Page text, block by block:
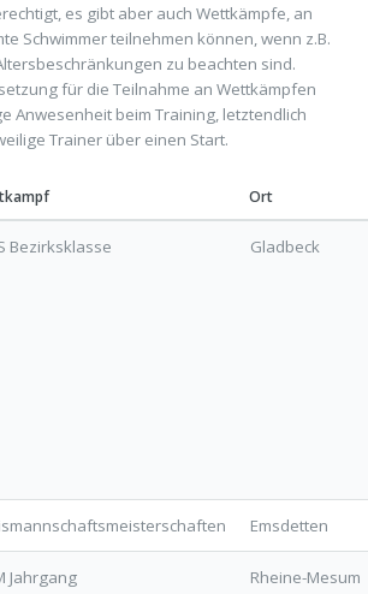
es gibt aber auch Wettkämpfe, an
Schwimmer teilnehmen können, wenn z.B.
zu beachten sind.
für die Teilnahme an Wettkämpfen
Anwesenheit beim Training, letztendlich
Trainer über einen Start.
Ort
Bezirksklasse Gladbeck
Emsdetten
Jahrgang Rheine-Mesum